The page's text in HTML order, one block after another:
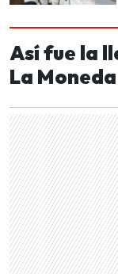
Así fue la
La Moneda